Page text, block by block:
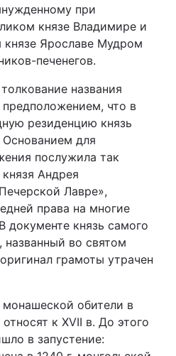
при
князе Владимире и
князе Ярославе Мудром
печенегов.
названия
что в
резиденцию князь
для
послужила так
Андрея
Лавре»,
права на многие
документе князь самого
названный во святом
грамоты утрачен
обители в
к XVII в. До этого
в запустение: